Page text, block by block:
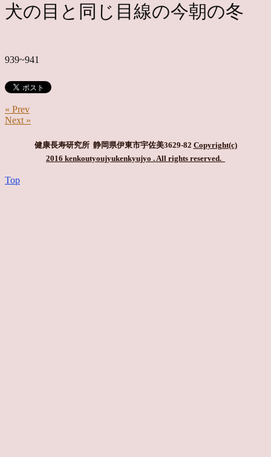
犬の目と同じ目線の今朝の冬
939~941
« Prev
Next »
健康長寿研究所 静岡県伊東市宇佐美3629-82 Copyright(c)
2016 kenkoutyoujyukenkyujyo . All rights reserved.
Top